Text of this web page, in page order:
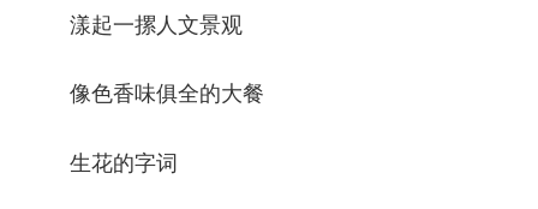
漾起一摞人文景观
像色香味俱全的大餐
生花的字词